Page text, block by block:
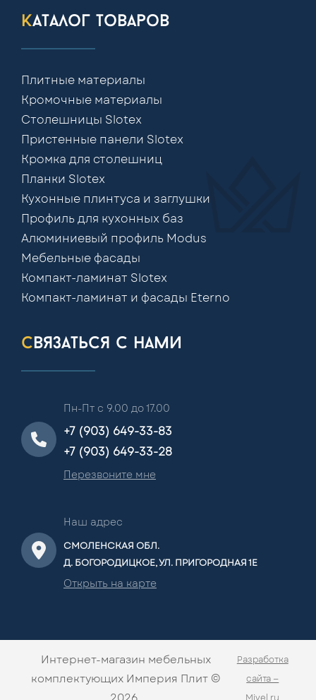
каталог товаров
Плитные материалы
Кромочные материалы
Столешницы Slotex
Пристенные панели Slotex
Кромка для столешниц
Планки Slotex
Кухонные плинтуса и заглушки
Профиль для кухонных баз
Алюминиевый профиль Modus
Мебельные фасады
Компакт-ламинат Slotex
Компакт-ламинат и фасады Eterno
связаться с нами
Пн-Пт с 9.00 до 17.00
+7 (903) 649-33-83
+7 (903) 649-33-28
Перезвоните мне
Наш адрес
СМОЛЕНСКАЯ ОБЛ.
Д. БОГОРОДИЦКОЕ, УЛ. ПРИГОРОДНАЯ 1Е
Открыть на карте
Интернет-магазин мебельных
комплектующих Империя Плит ©
Разработка
сайта —
Mivel.ru